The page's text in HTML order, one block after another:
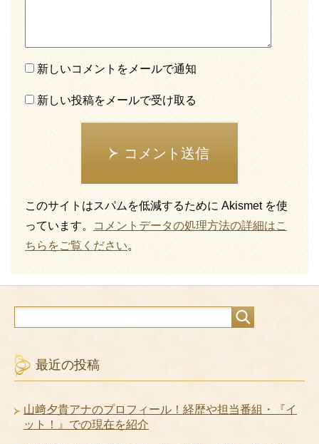
新しいコメントをメールで通知
新しい投稿をメールで受け取る
コメント送信
このサイトはスパムを低減するために Akismet を使
っています。
コメントデータの処理方法の詳細はこ
ちらをご覧ください。
最近の投稿
山﨑夕貴アナのプロフィール！経歴や担当番組・『イ
ット！』での現在を紹介